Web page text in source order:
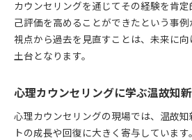
カウンセリングを通じてその経験を肯
己評価を高めることができたという事
視点から過去を見直すことは、未来に
土台となります。
心理カウンセリングに学ぶ温故知
心理カウンセリングの現場では、温故
トの成長や回復に大きく寄与していま